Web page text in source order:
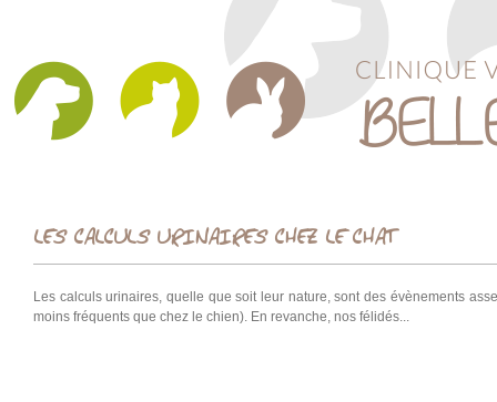
LES CALCULS URINAIRES CHEZ LE CHAT
Les calculs urinaires, quelle que soit leur nature, sont des évènements
moins fréquents que chez le chien). En revanche, nos félidés...